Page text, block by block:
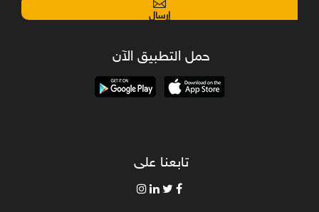
إرسال
حمل التطبيق الآن
تابعنا على